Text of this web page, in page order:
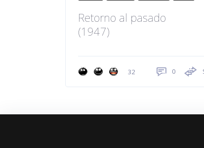
Retorno al pasado
(1947)
32 0